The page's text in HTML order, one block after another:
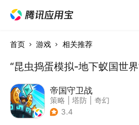
首页 游戏 相关推荐
“昆虫捣蛋模拟-地下蚁国世
帝国守卫战
策略 塔防
奇幻
| 卡通
3.4